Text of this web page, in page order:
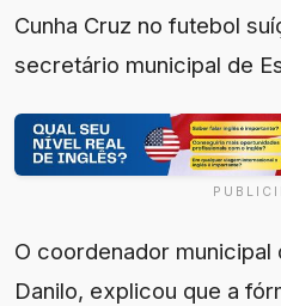
Cunha Cruz no futebol
secretário municipal de
O coordenador municipal
Danilo, explicou que a